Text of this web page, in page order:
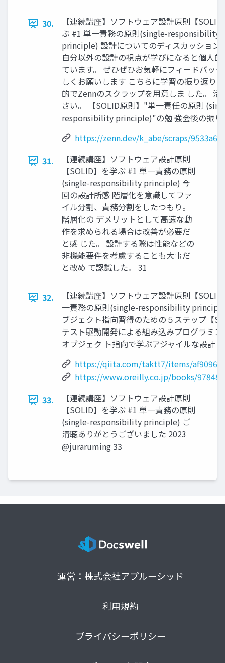
30.
【連続講座】ソフトウェア設計原則【
ぶ #1 単一責務の原則(single-responsibility
principle) 設計についてのディスカッション
自分以外の設計の視点が学びになると個人
ています。 ぜひぜひお気軽にフィードバッ
しくお願いします こちらに学習の振り返り
的でZennのスクラップを用意しま した。 活
さい。 【SOLID原則】"単一責任の原則
responsibility principle)"の勉 強会後の振り
https://zenn.dev/k_abe/scraps/
31.
【連続講座】ソフトウェア設計原則
【SOLID】を学ぶ #1 単一責務の原則
(single-responsibility principle) 今
回の設計所感 階層化を意識してファ
イル分割、責務分割をしたつもり。
階層化の デメリットとして高速な動
作を求められる場合は改善が必要だ
と感 じた。 設計する際は性能などの
非機能要件を考慮することも大事だ
と改め て認識した。 31
32.
【連続講座】ソフトウェア設計原則【
一責務の原則(single-responsibility
ブジェクト指向習得のための５ステップ【
テスト駆動開発による組み込みプログラミ
オブジェク ト指向で学ぶアジャイルな設計
https://qiita.com/taktt7/items/
https://www.oreilly.co.jp/books/
33.
【連続講座】ソフトウェア設計原則
【SOLID】を学ぶ #1 単一責務の原則
(single-responsibility principle) ご
清聴ありがとうございました 2023
@juraruming 33
運営：株式会社アプルーシッド
利用規約
プライバシーポリシー